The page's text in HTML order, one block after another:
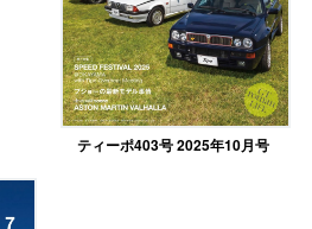
ティーポ403号 2025年10月号